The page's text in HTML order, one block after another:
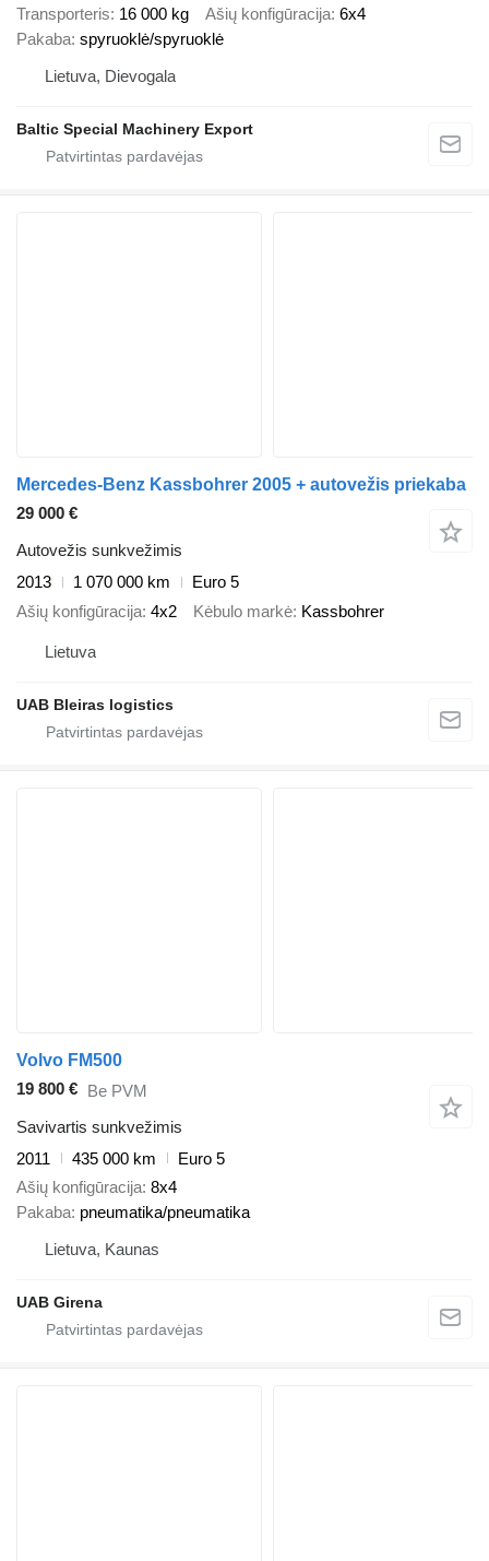
Transporteris 16 000 kg Ašių konfigūracija 6x4
Pakaba spyruoklė/spyruoklė
Lietuva, Dievogala
Baltic Special Machinery Export
Mercedes-Benz Kassbohrer 2005 + autovežis priekaba
29 000 €
Autovežis sunkvežimis
2013
1 070 000 km
Euro 5
Ašių konfigūracija 4x2 Kėbulo markė Kassbohrer
Lietuva
UAB Bleiras logistics
Volvo FM500
19 800 € Be PVM
Savivartis sunkvežimis
2011
435 000 km
Euro 5
Ašių konfigūracija 8x4
Pakaba pneumatika/pneumatika
Lietuva, Kaunas
UAB Girena